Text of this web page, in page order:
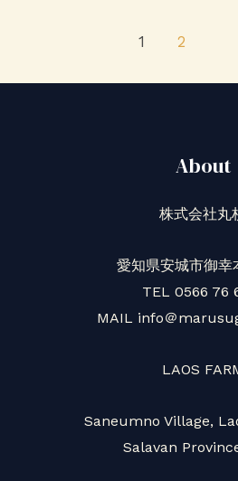
1 2
About
株式会社丸
愛知県安城市御幸
TEL 0566 76
MAIL info＠
LAOS
Saneumno Village,
Salavan